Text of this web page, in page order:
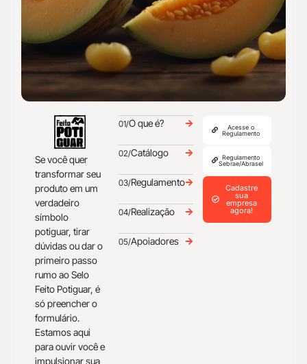
Se você quer
transformar seu
produto em um
verdadeiro
símbolo
potiguar, tirar
dúvidas ou dar o
primeiro passo
rumo ao Selo
Feito Potiguar, é
só preencher o
formulário.
Estamos aqui
para ouvir você e
impulsionar sua
01/O que é?
02/Catálogo
03/Regulamento
04/Realização
05/Apoiadores
Acesse o
Regulamento
Regulamento
Sebrae/Abrasel
Cadastre
sua
empresa
agora!